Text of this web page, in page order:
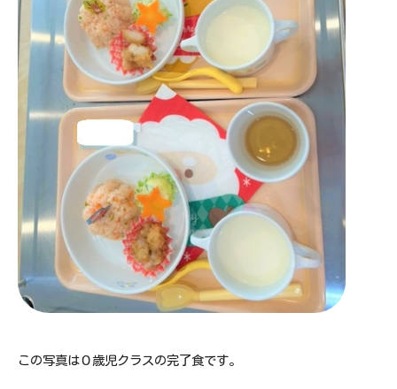
この写真は０歳児クラスの完了食です。